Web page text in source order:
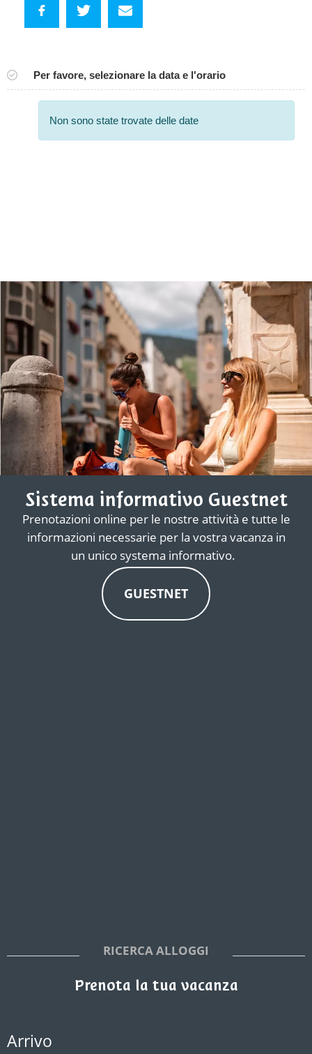
Sistema informativo Guestnet
Prenotazioni online per le nostre attività e tutte le
informazioni necessarie per la vostra vacanza in
un unico systema informativo.
GUESTNET
RICERCA ALLOGGI
Prenota la tua vacanza
Arrivo